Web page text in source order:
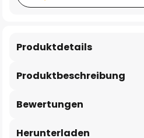
Produktbeschreibung
Produktdetails
Bewertungen
Herunterladen